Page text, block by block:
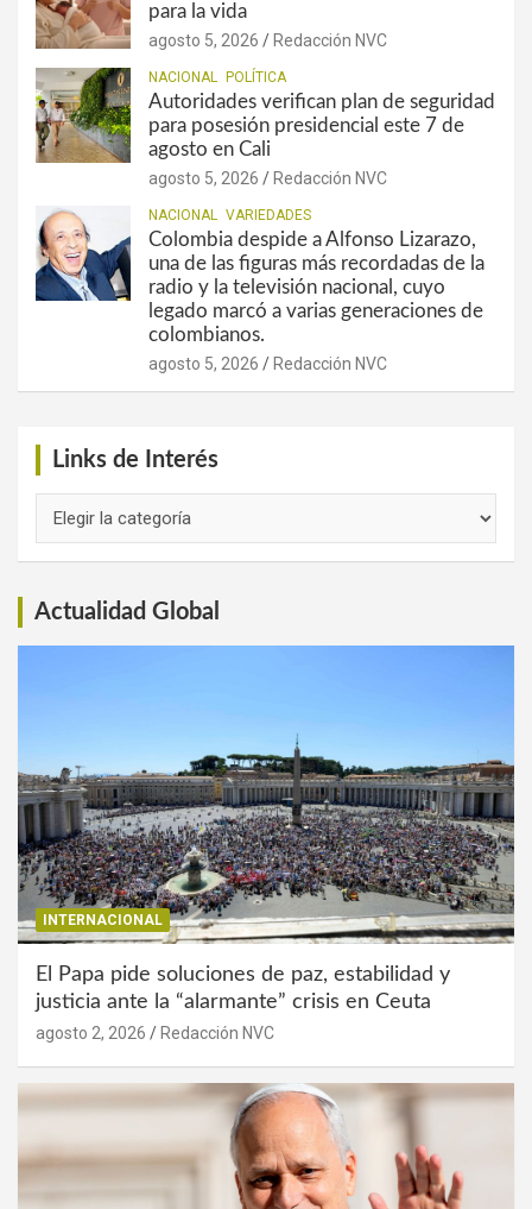
para la vida
agosto 5, 2026 Redacción NVC
NACIONAL POLÍTICA
Autoridades verifican plan de seguridad
para posesión presidencial este 7 de
agosto en Cali
agosto 5, 2026 Redacción NVC
NACIONAL VARIEDADES
Colombia despide a Alfonso Lizarazo,
una de las figuras más recordadas de la
radio y la televisión nacional, cuyo
legado marcó a varias generaciones de
colombianos.
agosto 5, 2026 Redacción NVC
Links de Interés
Actualidad Global
INTERNACIONAL
El Papa pide soluciones de paz, estabilidad y
justicia ante la “alarmante” crisis en Ceuta
agosto 2, 2026 Redacción NVC